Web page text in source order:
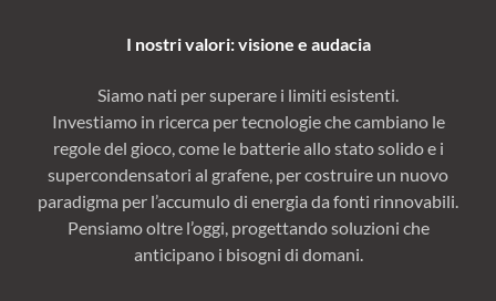
I nostri valori: visione e audacia
Siamo nati per superare i limiti esistenti.
Investiamo in ricerca per tecnologie che cambiano le
regole del gioco, come le batterie allo stato solido e i
supercondensatori al grafene, per costruire un nuovo
paradigma per l’accumulo di energia da fonti rinnovabili.
Pensiamo oltre l’oggi, progettando soluzioni che
anticipano i bisogni di domani.